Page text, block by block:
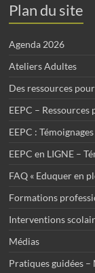
Plan du site
Agenda 2026
Ateliers Adultes
Des ressources
EEPC –
EEPC :
EEPC en LIGNE –
FAQ « Eduquer en
Formations
Interventions
Médias
Pratiques guidées –